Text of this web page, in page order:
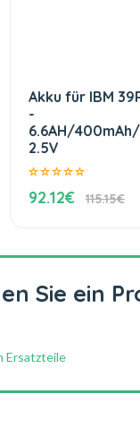
Akku für IBM
-
6.6AH/
2.5V
92.12€ 115.15€
Sie ein